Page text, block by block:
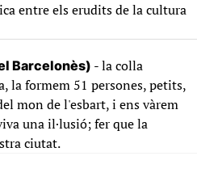
entre els erudits de la cultura
Barcelonès) - la colla
la formem 51 persones, petits,
mon de l'esbart, i ens vàrem
una il·lusió; fer que la
ciutat.